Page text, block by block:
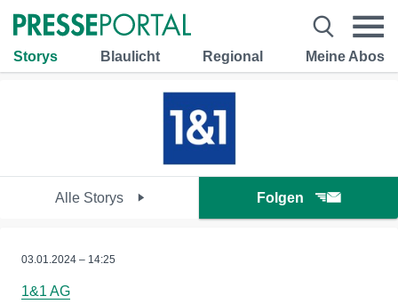
Storys Blaulicht Regional Meine Abos
Alle Storys Folgen
03.01.2024 – 14:25
1&1 AG